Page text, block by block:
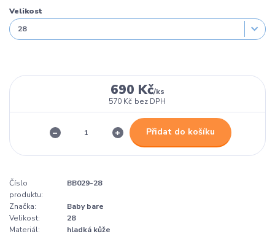
Velikost
690 Kč/ks
570 Kč bez DPH
Přidat do košíku
Číslo
produktu:
BB029-28
Značka:
Baby bare
Velikost:
28
Materiál:
hladká kůže